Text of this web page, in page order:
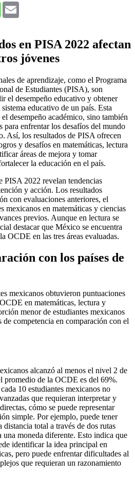
WhatsApp
en PISA 2022 afectan
jóvenes
de aprendizaje, como el Programa
de Estudiantes (PISA), son
el desempeño educativo y obtener
educativo de un país. Esta
desempeño académico, sino también
para enfrentar los desafíos del mundo
Así, los resultados de PISA ofrecen
y desafíos en matemáticas, lectura
áreas de mejora y tomar
la educación en el país.
PISA 2022 revelan tendencias
y acción. Los resultados
con evaluaciones anteriores, el
mexicanos en matemáticas y ciencias
previos. Aunque en lectura se
destacar que México se encuentra
OCDE en las tres áreas evaluadas.
con los países de
mexicanos obtuvieron puntuaciones
en matemáticas, lectura y
menor de estudiantes mexicanos
de competencia en comparación con el
alcanzó al menos el nivel 2 de
promedio de la OCDE es del 69%.
10 estudiantes mexicanos no
que requieran interpretar y
cómo se puede representar
simple. Por ejemplo, puede tener
total a través de dos rutas
una moneda diferente. Esto indica que
identificar la idea principal en
pero puede enfrentar dificultades al
que requieran un razonamiento